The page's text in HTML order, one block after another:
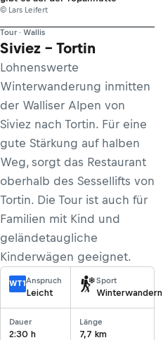
© Lars Leifert
Tour · Wallis
Siviez - Tortin
Lohnenswerte
Winterwanderung inmitten
der Walliser Alpen von
Siviez nach Tortin. Für eine
gute Stärkung auf halben
Weg, sorgt das Restaurant
oberhalb des Sessellifts von
Tortin. Die Tour ist auch für
Familien mit Kind und
geländetaugliche
Kinderwägen geeignet.
WT1Anspruch
Leicht
Sport
Winterwandern
Dauer
2:30 h
Länge
7,7 km